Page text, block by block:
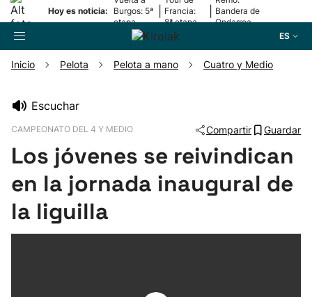
Hoy es noticia:
Burgos: 5ª
etapa
Francia:
8ª etapa
Bandera de
Ondarroa
ES
Pelota
Remo
Inicio Pelota Pelota a mano Cuatro y Medio
Escuchar
CAMPEONATO DEL 4 Y MEDIO Compartir Guardar
Los jóvenes se reivindican
en la jornada inaugural de
la liguilla